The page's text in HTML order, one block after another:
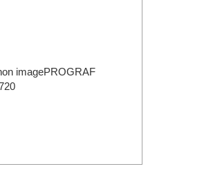
imagePROGRAF